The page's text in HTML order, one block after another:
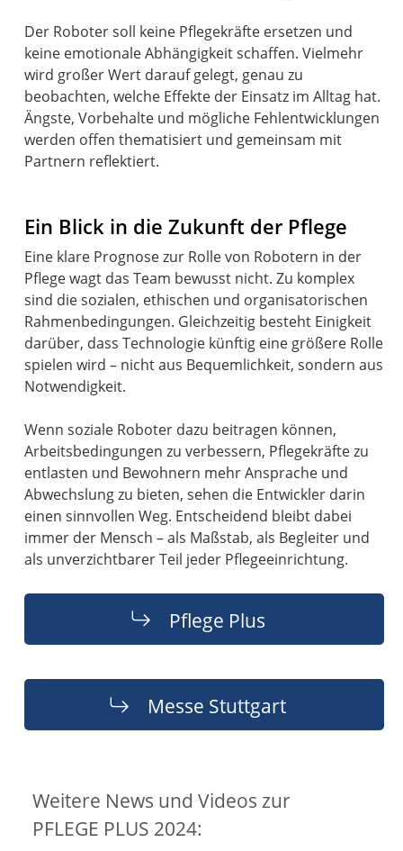
Der Roboter soll keine Pflegekräfte ersetzen und
keine emotionale Abhängigkeit schaffen. Vielmehr
wird großer Wert darauf gelegt, genau zu
beobachten, welche Effekte der Einsatz im Alltag hat.
Ängste, Vorbehalte und mögliche Fehlentwicklungen
werden offen thematisiert und gemeinsam mit
Partnern reflektiert.
Ein Blick in die Zukunft der Pflege
Eine klare Prognose zur Rolle von Robotern in der
Pflege wagt das Team bewusst nicht. Zu komplex
sind die sozialen, ethischen und organisatorischen
Rahmenbedingungen. Gleichzeitig besteht Einigkeit
darüber, dass Technologie künftig eine größere Rolle
spielen wird – nicht aus Bequemlichkeit, sondern aus
Notwendigkeit.
Wenn soziale Roboter dazu beitragen können,
Arbeitsbedingungen zu verbessern, Pflegekräfte zu
entlasten und Bewohnern mehr Ansprache und
Abwechslung zu bieten, sehen die Entwickler darin
einen sinnvollen Weg. Entscheidend bleibt dabei
immer der Mensch – als Maßstab, als Begleiter und
als unverzichtbarer Teil jeder Pflegeeinrichtung.
Pflege Plus
Messe Stuttgart
Weitere News und Videos zur
PFLEGE PLUS 2024: